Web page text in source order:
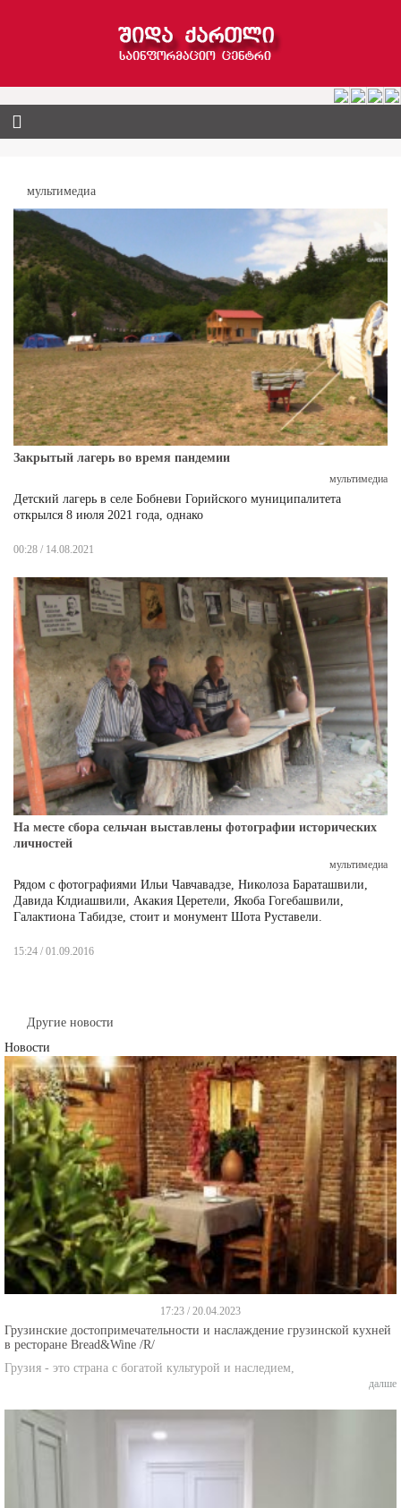
мультимедиа
Закрытый лагерь во время пандемии
мультимедиа
Детский лагерь в селе Бобневи Горийского муниципалитета
открылся 8 июля 2021 года, однако
00:28 / 14.08.2021
На месте сбора сельчан выставлены фотографии исторических
личностей
мультимедиа
Рядом с фотографиями Ильи Чавчавадзе, Николоза Бараташвили,
Давида Клдиашвили, Акакия Церетели, Якоба Гогебашвили,
Галактиона Табидзе, стоит и монумент Шота Руставели.
15:24 / 01.09.2016
Другие новости
Новости
17:23 / 20.04.2023
Грузинские достопримечательности и наслаждение грузинской кухней
в ресторане Bread&Wine /R/
Грузия - это страна с богатой культурой и наследием,
далше